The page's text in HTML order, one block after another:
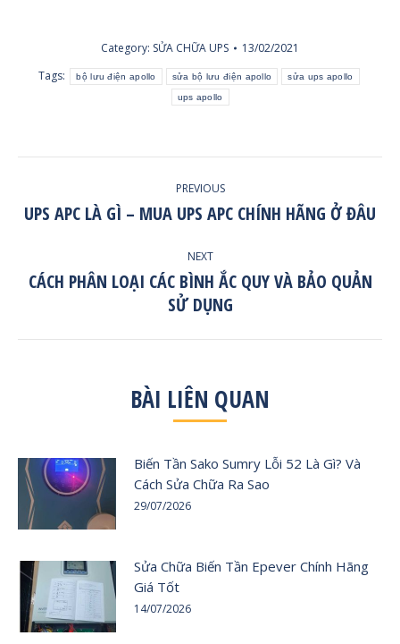
Category: SỬA CHỮA UPS
13/02/2021
Tags:
bộ lưu điện apollo sửa bộ lưu điện apollo sửa ups apollo
ups apollo
NAVIGATION
PREVIOUS
Previous
UPS APC LÀ GÌ – MUA UPS APC CHÍNH HÃNG Ở ĐÂU
NEXT
Next
post:
CÁCH PHÂN LOẠI CÁC BÌNH ẮC QUY VÀ BẢO QUẢN
SỬ DỤNG
BÀI LIÊN QUAN
Biến Tần Sako Sumry Lỗi 52 Là Gì? Và
Cách Sửa Chữa Ra Sao
29/07/2026
Sửa Chữa Biến Tần Epever Chính Hãng
Giá Tốt
14/07/2026